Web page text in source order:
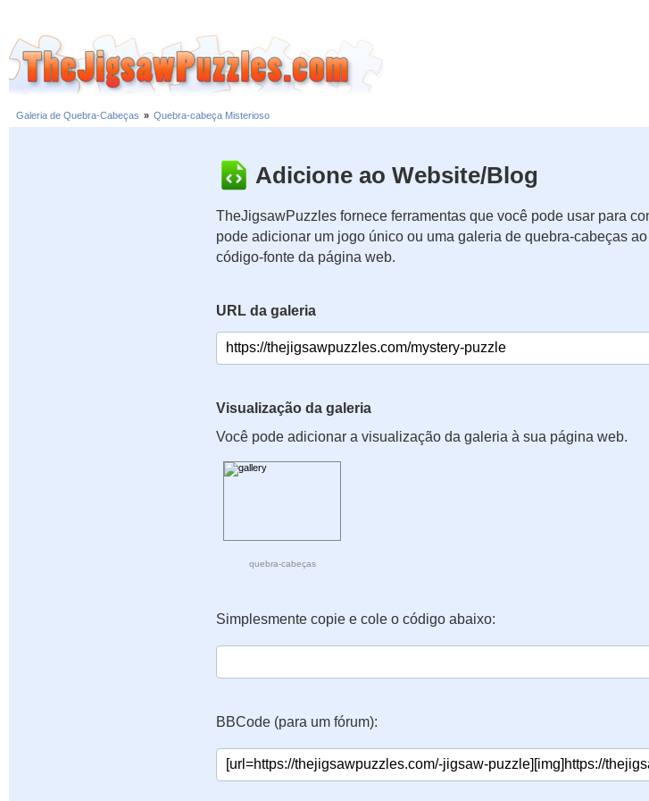
Galeria de Quebra-Cabeças » Quebra-cabeça Misterioso
Adicione ao Website/Blog
TheJigsawPuzzles fornece ferramentas que você pode usar para
pode adicionar um jogo único ou uma galeria de quebra-cabeças
código-fonte da página web.
URL da galeria
Visualização da galeria
Você pode adicionar a visualização da galeria à sua página web.
quebra-cabeças
Simplesmente copie e cole o código abaixo:
BBCode (para um fórum):